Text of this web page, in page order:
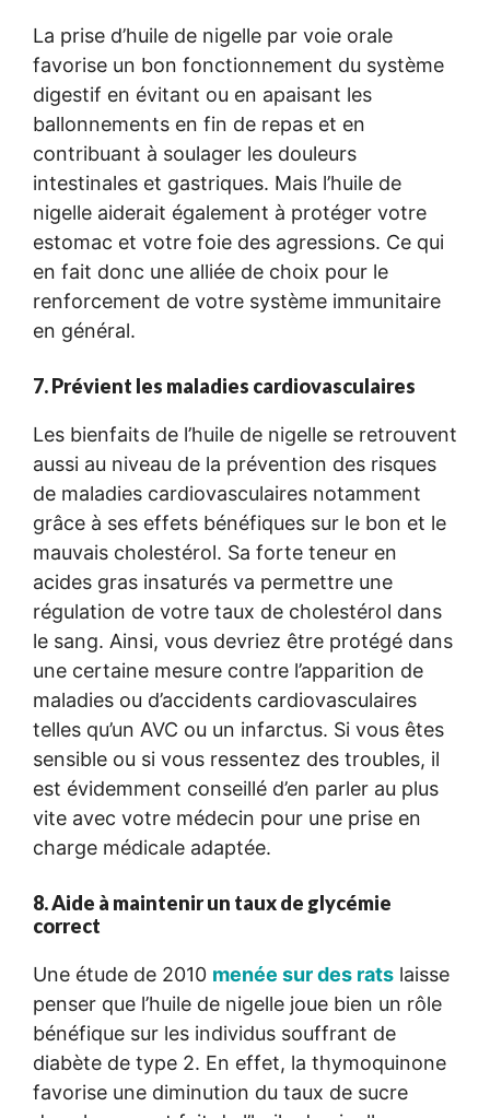
La prise d’huile de nigelle par voie orale
favorise un bon fonctionnement du système
digestif en évitant ou en apaisant les
ballonnements en fin de repas et en
contribuant à soulager les douleurs
intestinales et gastriques. Mais l’huile de
nigelle aiderait également à protéger votre
estomac et votre foie des agressions. Ce qui
en fait donc une alliée de choix pour le
renforcement de votre système immunitaire
en général.
7. Prévient les maladies cardiovasculaires
Les bienfaits de l’huile de nigelle se retrouvent
aussi au niveau de la prévention des risques
de maladies cardiovasculaires notamment
grâce à ses effets bénéfiques sur le bon et le
mauvais cholestérol. Sa forte teneur en
acides gras insaturés va permettre une
régulation de votre taux de cholestérol dans
le sang. Ainsi, vous devriez être protégé dans
une certaine mesure contre l’apparition de
maladies ou d’accidents cardiovasculaires
telles qu’un AVC ou un infarctus. Si vous êtes
sensible ou si vous ressentez des troubles, il
est évidemment conseillé d’en parler au plus
vite avec votre médecin pour une prise en
charge médicale adaptée.
8. Aide à maintenir un taux de glycémie
correct
Une étude de 2010 menée sur des rats laisse
penser que l’huile de nigelle joue bien un rôle
bénéfique sur les individus souffrant de
diabète de type 2. En effet, la thymoquinone
favorise une diminution du taux de sucre